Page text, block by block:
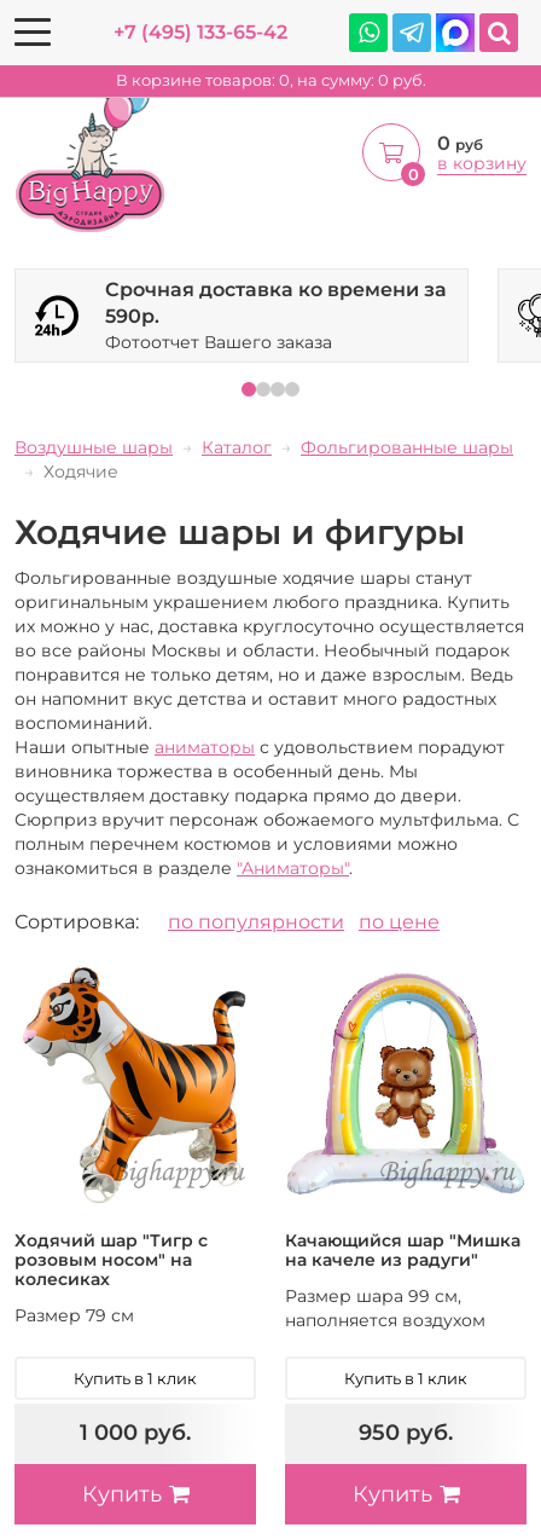
+7 (495) 133-65-42
В корзине товаров: 0, на сумму: 0 руб.
0
0 руб
в корзину
Срочная доставка ко времени за
590р.
Фотоотчет Вашего заказа
Воздушные шары Каталог
Фольгированные шары
Ходячие
Ходячие шары и фигуры
Фольгированные воздушные ходячие шары станут
оригинальным украшением любого праздника. Купить
их можно у нас, доставка круглосуточно осуществляется
во все районы Москвы и области. Необычный подарок
понравится не только детям, но и даже взрослым. Ведь
он напомнит вкус детства и оставит много радостных
воспоминаний.
Наши опытные аниматоры с удовольствием порадуют
виновника торжества в особенный день. Мы
осуществляем доставку подарка прямо до двери.
Сюрприз вручит персонаж обожаемого мультфильма. С
полным перечнем костюмов и условиями можно
ознакомиться в разделе "Аниматоры".
Сортировка: по популярности по цене
Ходячий шар "Тигр с
розовым носом" на
колесиках
Размер 79 см
Купить в 1 клик
1 000 руб.
Купить
Качающийся шар "Мишка
на качеле из радуги"
Размер шара 99 см,
наполняется воздухом
Купить в 1 клик
950 руб.
Купить